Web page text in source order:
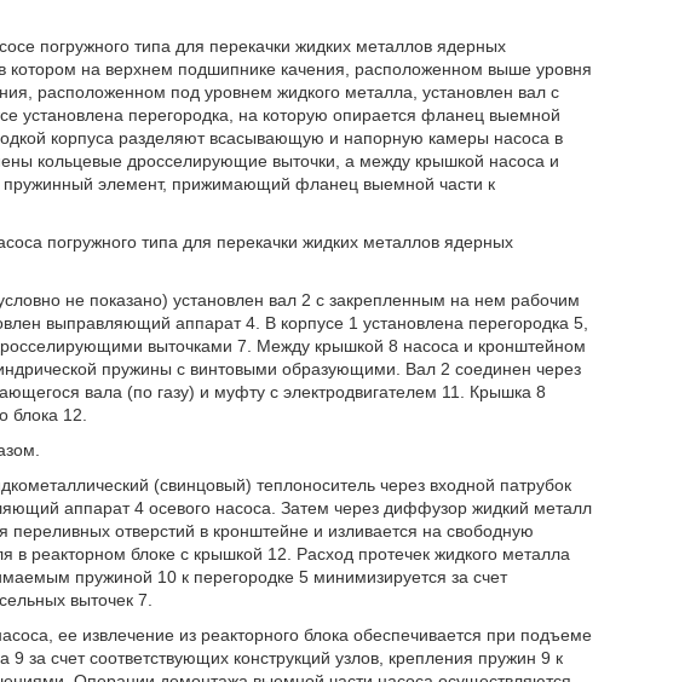
погружного типа для перекачки жидких металлов ядерных
котором на верхнем подшипнике качения, расположенном выше уровня
расположенном под уровнем жидкого металла, установлен вал с
установлена перегородка, на которую опирается фланец выемной
корпуса разделяют всасывающую и напорную камеры насоса в
кольцевые дросселирующие выточки, а между крышкой насоса и
пружинный элемент, прижимающий фланец выемной части к
погружного типа для перекачки жидких металлов ядерных
не показано) установлен вал 2 с закрепленным на нем рабочим
выправляющий аппарат 4. В корпусе 1 установлена перегородка 5,
выточками 7. Между крышкой 8 насоса и кронштейном
пружины с винтовыми образующими. Вал 2 соединен через
вала (по газу) и муфту с электродвигателем 11. Крышка 8
блока 12.
(свинцовый) теплоноситель через входной патрубок
аппарат 4 осевого насоса. Затем через диффузор жидкий металл
переливных отверстий в кронштейне и изливается на свободную
в реакторном блоке с крышкой 12. Расход протечек жидкого металла
пружиной 10 к перегородке 5 минимизируется за счет
выточек 7.
ее извлечение из реакторного блока обеспечивается при подъеме
счет соответствующих конструкций узлов, крепления пружин 9 к